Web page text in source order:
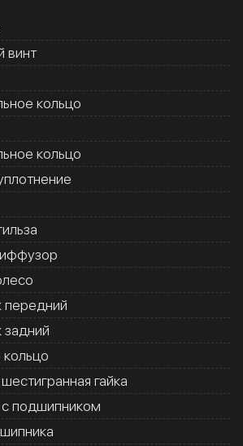
винт
кольцо
кольцо
гайка
подшипником